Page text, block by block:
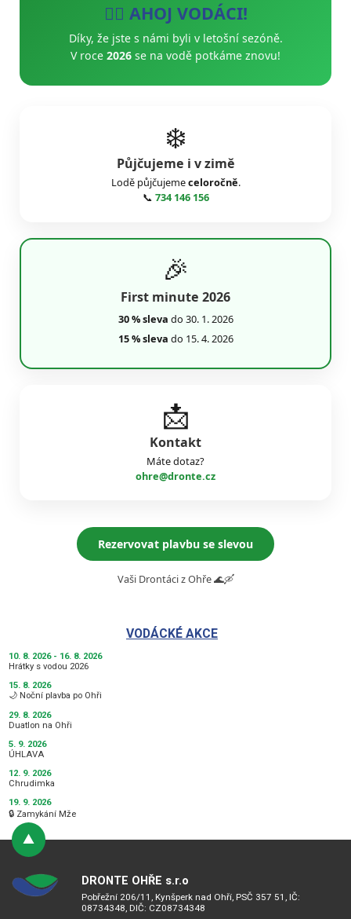
🚣‍♂️ AHOJ VODÁCI!
Díky, že jste s námi byli v letošní sezóně.
V roce 2026 se na vodě potkáme znovu!
❄️
Půjčujeme i v zimě
Lodě půjčujemeceloročně.
📞 734 146 156
🎉
First minute 2026
30 % sleva do 30. 1. 2026
15 % sleva do 15. 4. 2026
📩
Kontakt
Máte dotaz?
ohre@dronte.cz
Rezervovat plavbu se slevou
Vaši Drontáci z Ohře 🌊🛶
VODÁCKÉ AKCE
10. 8. 2026 - 16. 8. 2026
Hrátky s vodou 2026
15. 8. 2026
🌙 Noční plavba po Ohři
29. 8. 2026
Duatlon na Ohři
5. 9. 2026
ÚHLAVA
12. 9. 2026
Chrudimka
19. 9. 2026
🔒 Zamykání Mže
DRONTE OHŘE s.r.o
Pobřežní 206/11, Kynšperk nad Ohří, PSČ 357 51, IČ:
08734348, DIČ: CZ08734348